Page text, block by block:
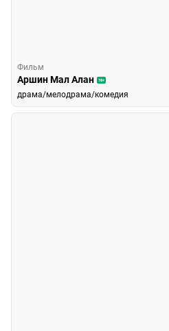
Фильм
Аршин Мал Алан 16+
драма/мелодрама/комедия